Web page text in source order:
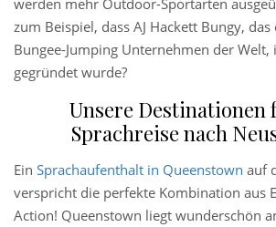
zum Beispiel, dass AJ Hackett Bungy,
Bungee-Jumping Unternehmen der Welt,
gegründet wurde?
Unsere Destinationen
Sprachreise nach
Ein Sprachaufenthalt in Queenstown auf
verspricht die perfekte Kombination aus
Action! Queenstown liegt wunderschön